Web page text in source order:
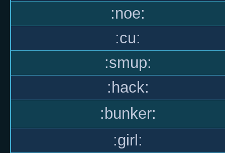
:noe:
:cu:
:smup:
:hack:
:bunker:
:girl: